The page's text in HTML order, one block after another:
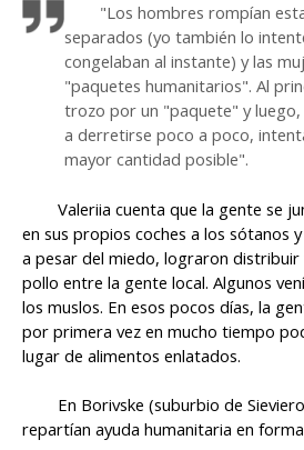
"Los hombres rompían
separados (yo también lo
congelaban al instante) y las
"paquetes humanitarios". Al
trozo por un "paquete" y
a derretirse poco a poco,
mayor cantidad posible".
Valeriia cuenta que la gente se
en sus propios coches a los sótanos
a pesar del miedo, lograron
pollo entre la gente local. Algunos
los muslos. En esos pocos días, la
por primera vez en mucho tiempo
lugar de alimentos enlatados.
En Borivske (suburbio de
repartían ayuda humanitaria en